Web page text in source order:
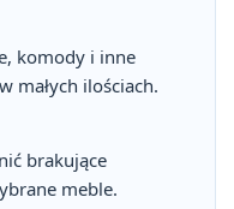
komody i inne
małych ilościach.
brakujące
meble.